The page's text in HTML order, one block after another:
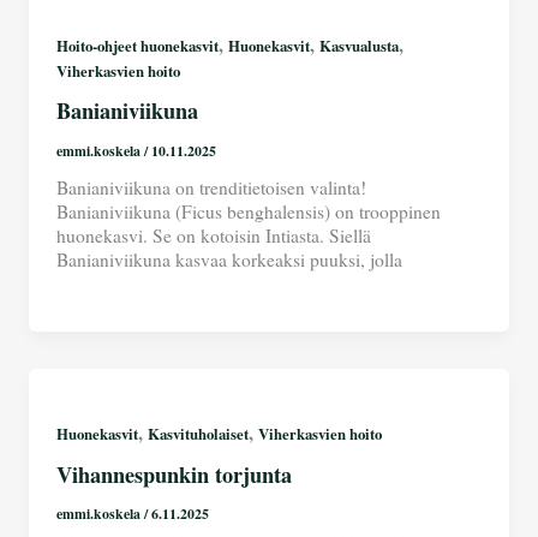
Hoito-ohjeet huonekasvit,Huonekasvit,Kasvualusta,
Viherkasvien hoito
Banianiviikuna
emmi.koskela/10.11.2025
Banianiviikuna on trenditietoisen valinta!
Banianiviikuna (Ficus benghalensis) on trooppinen
huonekasvi. Se on kotoisin Intiasta. Siellä
Banianiviikuna kasvaa korkeaksi puuksi, jolla
Huonekasvit,Kasvituholaiset,Viherkasvien hoito
Vihannespunkin torjunta
emmi.koskela/6.11.2025